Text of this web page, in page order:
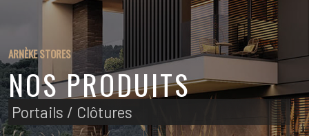
ARNÈKE STORES
NOS PRODUITS
Portails / Clôtures